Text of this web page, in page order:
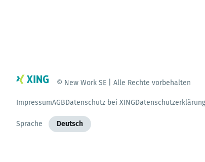
© New Work SE | Alle Rechte vorbehalten
ImpressumAGBDatenschutz bei XINGDatenschutzerklärung
Sprache Deutsch